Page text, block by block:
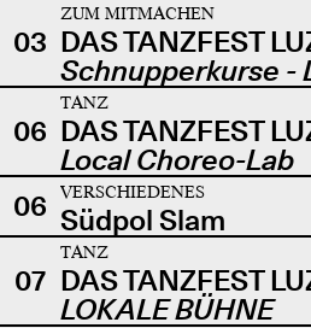
03
ZUM MITMACHEN
DAS TANZFEST
Schnupperkurse -
06
TANZ
DAS TANZFEST
Local Choreo-Lab
06
VERSCHIEDENES
Südpol Slam
07
TANZ
DAS TANZFEST
LOKALE BÜHNE